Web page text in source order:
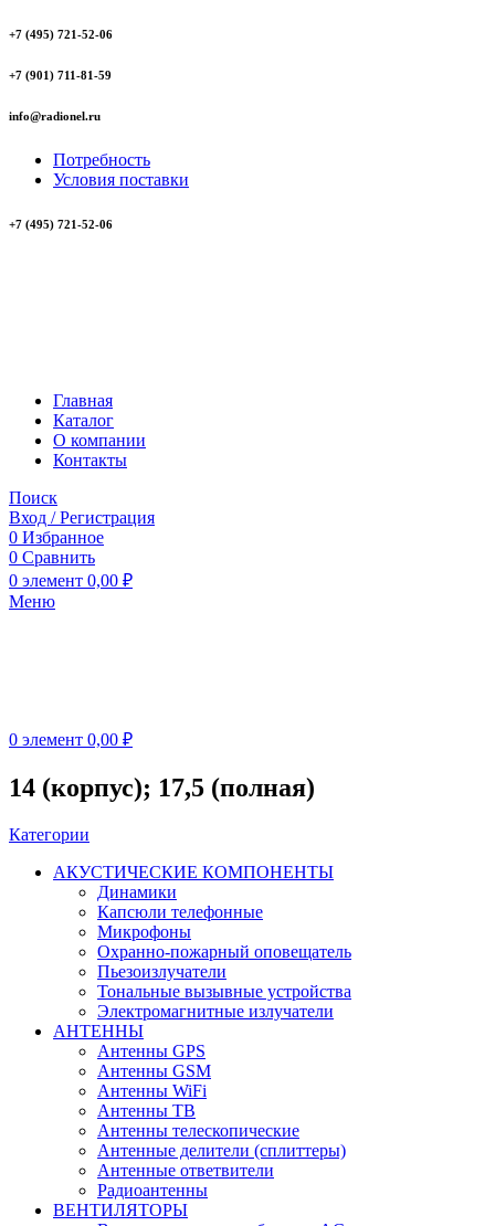
+7 (495) 721-52-06
+7 (901) 711-81-59
info@radionel.ru
Потребность
Условия поставки
+7 (495) 721-52-06
Главная
Каталог
О компании
Контакты
Поиск
Вход / Регистрация
0 Избранное
0 Сравнить
0 элемент 0,00 ₽
Меню
0 элемент 0,00 ₽
14 (корпус); 17,5 (полная)
Категории
АКУСТИЧЕСКИЕ КОМПОНЕНТЫ
Динамики
Капсюли телефонные
Микрофоны
Охранно-пожарный оповещатель
Пьезоизлучатели
Тональные вызывные устройства
Электромагнитные излучатели
АНТЕННЫ
Антенны GPS
Антенны GSM
Антенны WiFi
Антенны ТВ
Антенны телескопические
Антенные делители (сплиттеры)
Антенные ответвители
Радиоантенны
ВЕНТИЛЯТОРЫ